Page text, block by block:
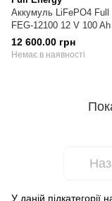
Аккумуль LiFePO4 Full
FEG-12100 12 V 100 Ah
12 600.00 грн
Немає в наявності
У даній